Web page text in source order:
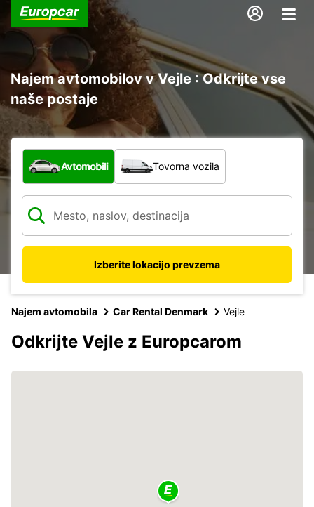
Najem avtomobilov v Vejle : Odkrijte vse
naše postaje
Katera vrsta vozila?
Avtomobili Tovorna vozila
Izberite lokacijo prevzema
Najem avtomobila Car Rental Denmark Vejle
Odkrijte Vejle z Europcarom